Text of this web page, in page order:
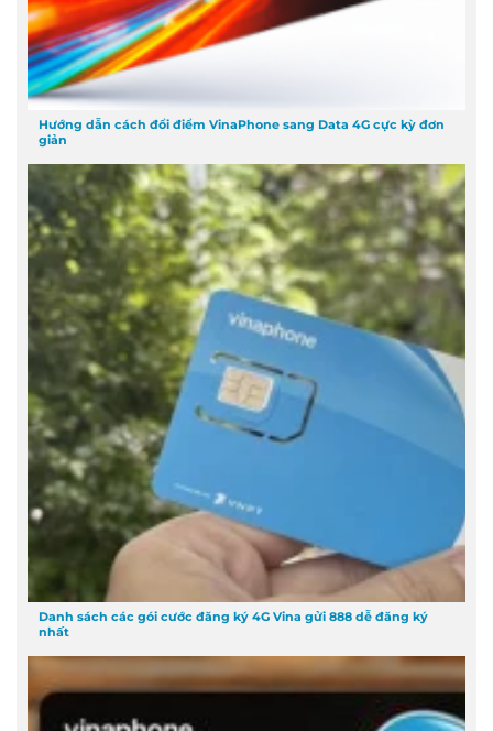
Hướng dẫn cách đổi điểm VinaPhone sang Data 4G cực kỳ đơn
giản
Danh sách các gói cước đăng ký 4G Vina gửi 888 dễ đăng ký
nhất